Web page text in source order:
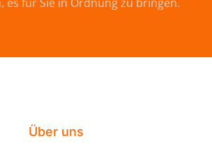
es für Sie in Ordnung zu bringen.
Über uns